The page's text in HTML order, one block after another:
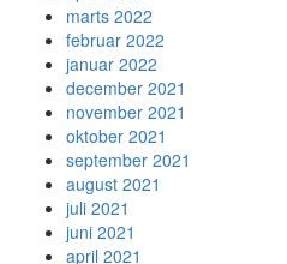
marts 2022
februar 2022
januar 2022
december 2021
november 2021
oktober 2021
september 2021
august 2021
juli 2021
juni 2021
april 2021